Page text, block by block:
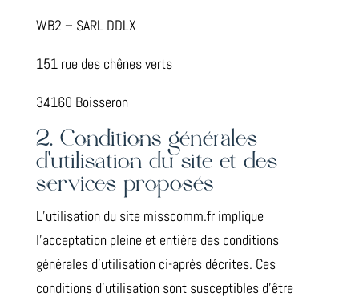
WB2 – SARL DDLX
151 rue des chênes verts
34160 Boisseron
2. Conditions générales
d’utilisation du site et des
services proposés
L’utilisation du site misscomm.fr implique
l’acceptation pleine et entière des conditions
générales d’utilisation ci-après décrites. Ces
conditions d’utilisation sont susceptibles d’être